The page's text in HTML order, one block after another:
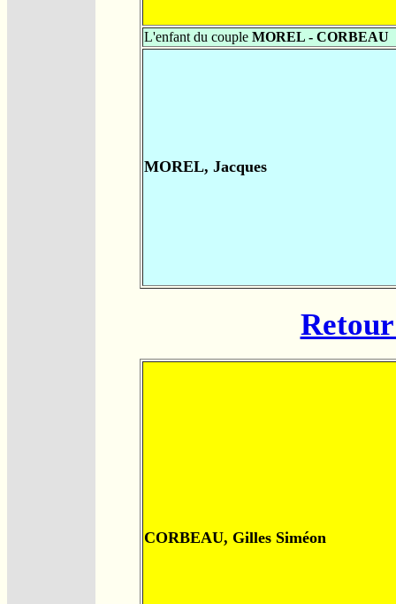
L'enfant du couple MOREL - CORBEAU
MOREL, Jacques
CORBEAU, Gilles Siméon